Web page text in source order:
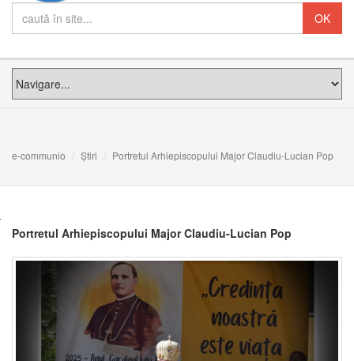
e-communio Știri Portretul Arhiepiscopului Major Claudiu-Lucian Pop
Portretul Arhiepiscopului Major Claudiu-Lucian Pop